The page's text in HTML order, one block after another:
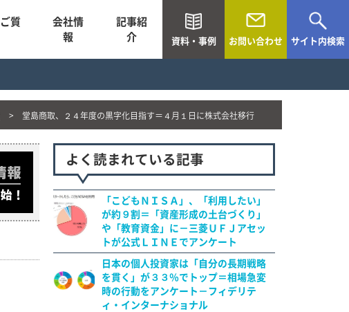
質
会社情
報
記事紹
介
資料・事例 お問い合わせ サイト内検索
堂島商取、２４年度の黒字化目指す＝４月１日に株式会社移行
よく読まれている記事
「こどもＮＩＳＡ」、「利用したい」
が約９割＝「資産形成の土台づくり」
や「教育資金」に－三菱ＵＦＪアセッ
トが公式ＬＩＮＥでアンケート
日本の個人投資家は「自分の長期戦略
を貫く」が３３％でトップ＝相場急変
時の行動をアンケート－フィデリテ
ィ・インターナショナル